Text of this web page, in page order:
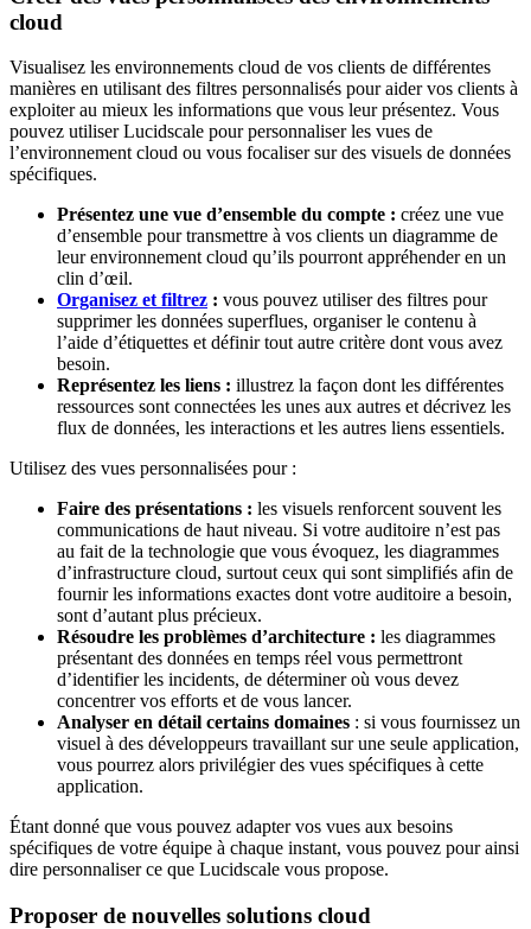
cloud
Visualisez les environnements cloud de vos clients de différentes
manières en utilisant des filtres personnalisés pour aider vos clients à
exploiter au mieux les informations que vous leur présentez. Vous
pouvez utiliser Lucidscale pour personnaliser les vues de
l’environnement cloud ou vous focaliser sur des visuels de données
spécifiques.
Présentez une vue d’ensemble du compte : créez une vue
d’ensemble pour transmettre à vos clients un diagramme de
leur environnement cloud qu’ils pourront appréhender en un
clin d’œil.
Organisez et filtrez : vous pouvez utiliser des filtres pour
supprimer les données superflues, organiser le contenu à
l’aide d’étiquettes et définir tout autre critère dont vous avez
besoin.
Représentez les liens : illustrez la façon dont les différentes
ressources sont connectées les unes aux autres et décrivez les
flux de données, les interactions et les autres liens essentiels.
Utilisez des vues personnalisées pour :
Faire des présentations : les visuels renforcent souvent les
communications de haut niveau. Si votre auditoire n’est pas
au fait de la technologie que vous évoquez, les diagrammes
d’infrastructure cloud, surtout ceux qui sont simplifiés afin de
fournir les informations exactes dont votre auditoire a besoin,
sont d’autant plus précieux.
Résoudre les problèmes d’architecture : les diagrammes
présentant des données en temps réel vous permettront
d’identifier les incidents, de déterminer où vous devez
concentrer vos efforts et de vous lancer.
Analyser en détail certains domaines : si vous fournissez un
visuel à des développeurs travaillant sur une seule application,
vous pourrez alors privilégier des vues spécifiques à cette
application.
Étant donné que vous pouvez adapter vos vues aux besoins
spécifiques de votre équipe à chaque instant, vous pouvez pour ainsi
dire personnaliser ce que Lucidscale vous propose.
Proposer de nouvelles solutions cloud